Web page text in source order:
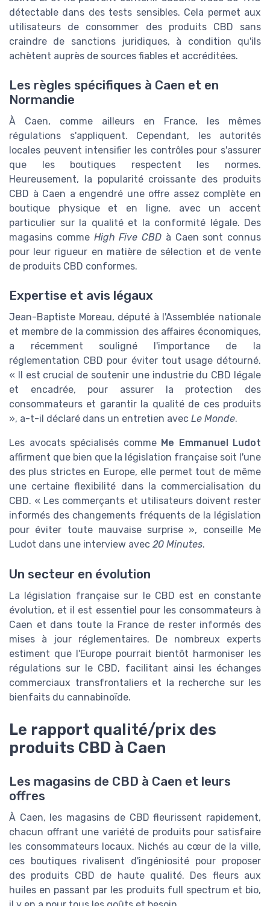
détectable dans des tests sensibles. Cela permet aux
utilisateurs de consommer des produits CBD sans
craindre de sanctions juridiques, à condition qu'ils
achètent auprès de sources fiables et accréditées.
Les règles spécifiques à Caen et en
Normandie
À Caen, comme ailleurs en France, les mêmes
régulations s'appliquent. Cependant, les autorités
locales peuvent intensifier les contrôles pour s'assurer
que les boutiques respectent les normes.
Heureusement, la popularité croissante des produits
CBD à Caen a engendré une offre assez complète en
boutique physique et en ligne, avec un accent
particulier sur la qualité et la conformité légale. Des
magasins comme High Five CBD à Caen sont connus
pour leur rigueur en matière de sélection et de vente
de produits CBD conformes.
Expertise et avis légaux
Jean-Baptiste Moreau, député à l'Assemblée nationale
et membre de la commission des affaires économiques,
a récemment souligné l'importance de la
réglementation CBD pour éviter tout usage détourné.
« Il est crucial de soutenir une industrie du CBD légale
et encadrée, pour assurer la protection des
consommateurs et garantir la qualité de ces produits
», a-t-il déclaré dans un entretien avec Le Monde.
Les avocats spécialisés comme Me Emmanuel Ludot
affirment que bien que la législation française soit l'une
des plus strictes en Europe, elle permet tout de même
une certaine flexibilité dans la commercialisation du
CBD. « Les commerçants et utilisateurs doivent rester
informés des changements fréquents de la législation
pour éviter toute mauvaise surprise », conseille Me
Ludot dans une interview avec 20 Minutes.
Un secteur en évolution
La législation française sur le CBD est en constante
évolution, et il est essentiel pour les consommateurs à
Caen et dans toute la France de rester informés des
mises à jour réglementaires. De nombreux experts
estiment que l'Europe pourrait bientôt harmoniser les
régulations sur le CBD, facilitant ainsi les échanges
commerciaux transfrontaliers et la recherche sur les
bienfaits du cannabinoïde.
Le rapport qualité/prix des
produits CBD à Caen
Les magasins de CBD à Caen et leurs
offres
À Caen, les magasins de CBD fleurissent rapidement,
chacun offrant une variété de produits pour satisfaire
les consommateurs locaux. Nichés au cœur de la ville,
ces boutiques rivalisent d'ingéniosité pour proposer
des produits CBD de haute qualité. Des fleurs aux
huiles en passant par les produits full spectrum et bio,